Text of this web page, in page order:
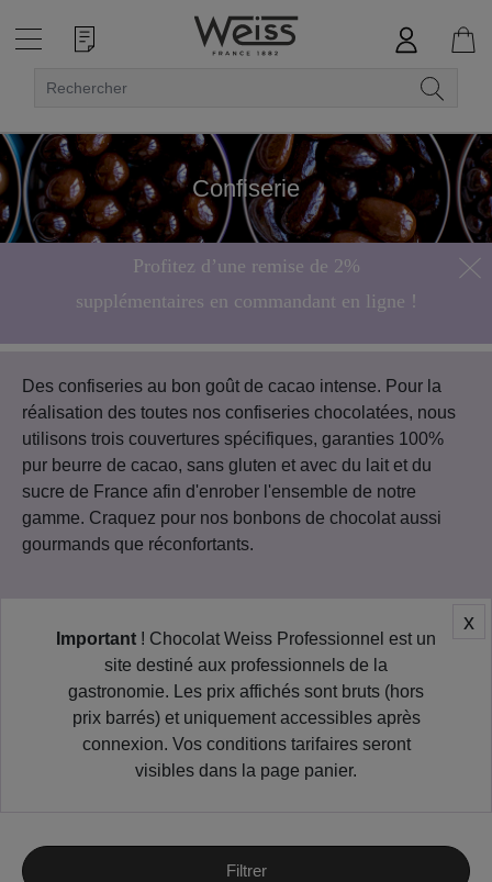
Confiserie
Profitez d’une remise de 2%
supplémentaires en commandant en ligne !
Des confiseries au bon goût de cacao intense. Pour la
réalisation des toutes nos confiseries chocolatées, nous
utilisons trois couvertures spécifiques, garanties 100%
pur beurre de cacao, sans gluten et avec du lait et du
sucre de France afin d'enrober l'ensemble de notre
gamme. Craquez pour nos bonbons de chocolat aussi
gourmands que réconfortants.
Important ! Chocolat Weiss Professionnel est un
site destiné aux professionnels de la
gastronomie. Les prix affichés sont bruts (hors
prix barrés) et uniquement accessibles après
connexion. Vos conditions tarifaires seront
visibles dans la page panier.
x
Filtrer